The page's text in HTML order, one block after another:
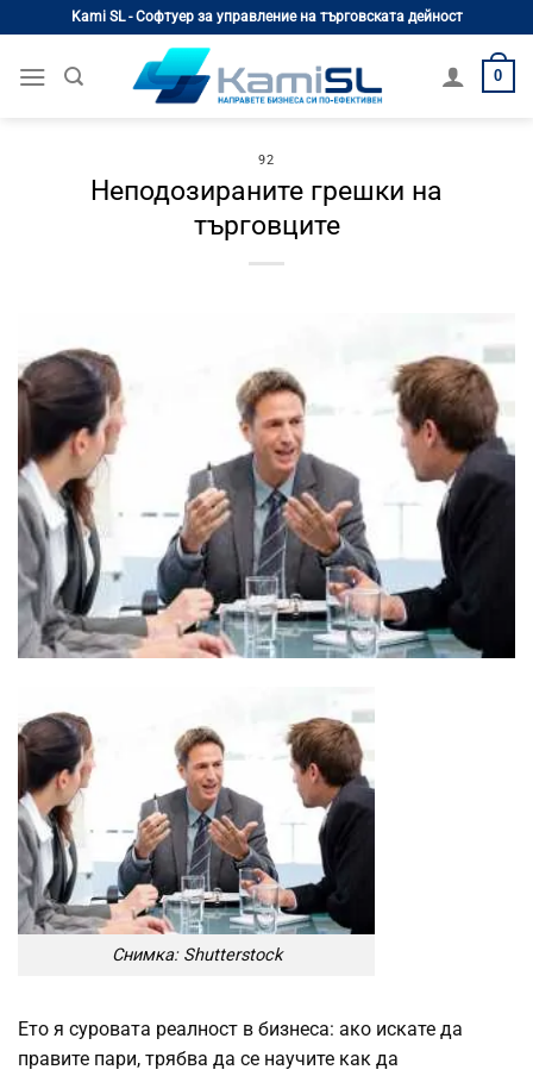
content
Kami SL - Софтуер за управление на търговската дейност
0
92
Неподозираните грешки на
търговците
Снимка: Shutterstock
Ето я суровата реалност в бизнеса: ако искате да
правите пари, трябва да се научите как да